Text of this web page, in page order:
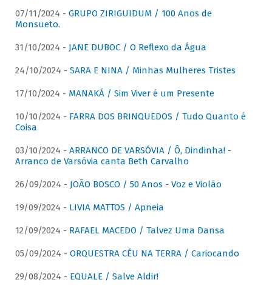
07/11/2024 - GRUPO ZIRIGUIDUM / 100 Anos de
Monsueto.
31/10/2024 - JANE DUBOC / O Reflexo da Água
24/10/2024 - SARA E NINA / Minhas Mulheres Tristes
17/10/2024 - MANAKÁ / Sim Viver é um Presente
10/10/2024 - FARRA DOS BRINQUEDOS / Tudo Quanto é
Coisa
03/10/2024 - ARRANCO DE VARSÓVIA / Ô, Dindinha! -
Arranco de Varsóvia canta Beth Carvalho
26/09/2024 - JOÃO BOSCO / 50 Anos - Voz e Violão
19/09/2024 - LIVIA MATTOS / Apneia
12/09/2024 - RAFAEL MACEDO / Talvez Uma Dansa
05/09/2024 - ORQUESTRA CÉU NA TERRA / Cariocando
29/08/2024 - EQUALE / Salve Aldir!